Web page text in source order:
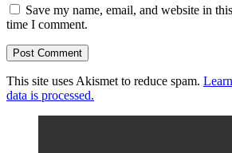
Save my name, email, and website in
time I comment.
This site uses Akismet to reduce spam.
data is processed.